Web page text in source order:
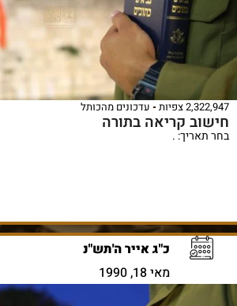
2,322,947 צפיות עדכונים מהכותל
חישוב קריאה בתורה
בחר תאריך: .
כ"ג אייר ה'תש"נ
מאי 18, 1990